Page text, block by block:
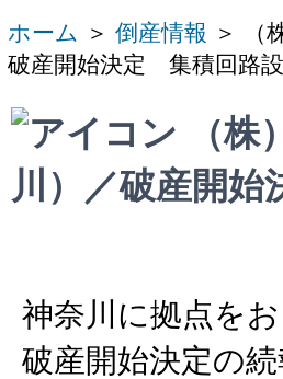
ホーム ＞ 倒産情報 ＞ （
破産開始決定 集積回路
（株
川）／破産開
神奈川に拠点を
破産開始決定の